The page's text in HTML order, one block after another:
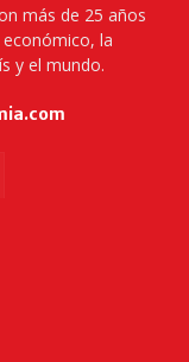
más de 25 años
la
y el mundo.